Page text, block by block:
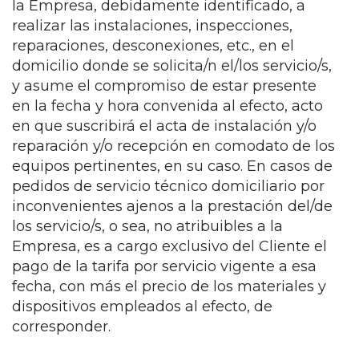
la Empresa, debidamente identificado, a
realizar las instalaciones, inspecciones,
reparaciones, desconexiones, etc., en el
domicilio donde se solicita/n el/los servicio/s,
y asume el compromiso de estar presente
en la fecha y hora convenida al efecto, acto
en que suscribirá el acta de instalación y/o
reparación y/o recepción en comodato de los
equipos pertinentes, en su caso. En casos de
pedidos de servicio técnico domiciliario por
inconvenientes ajenos a la prestación del/de
los servicio/s, o sea, no atribuibles a la
Empresa, es a cargo exclusivo del Cliente el
pago de la tarifa por servicio vigente a esa
fecha, con más el precio de los materiales y
dispositivos empleados al efecto, de
corresponder.